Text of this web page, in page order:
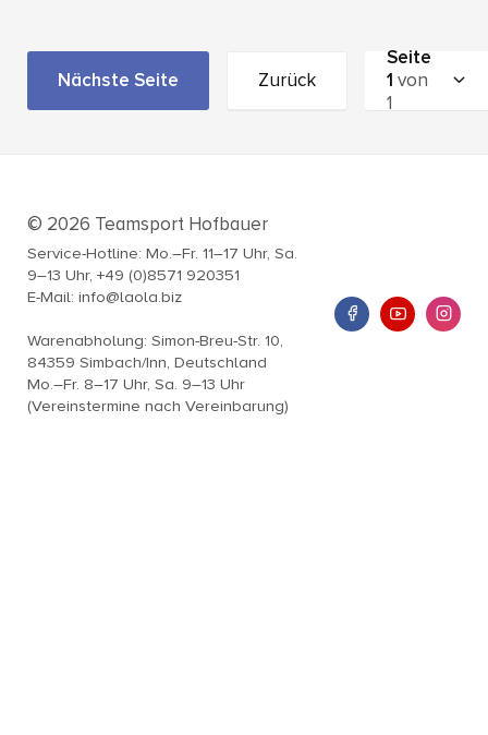
Nächste Seite Zurück
Seite
1 von
1
© 2026 Teamsport Hofbauer
Service-Hotline: Mo.–Fr. 11–17 Uhr, Sa.
9–13 Uhr, +49 (0)8571 920351
E-Mail: info@laola.biz
Warenabholung: Simon-Breu-Str. 10,
84359 Simbach/Inn, Deutschland
Mo.–Fr. 8–17 Uhr, Sa. 9–13 Uhr
(Vereinstermine nach Vereinbarung)